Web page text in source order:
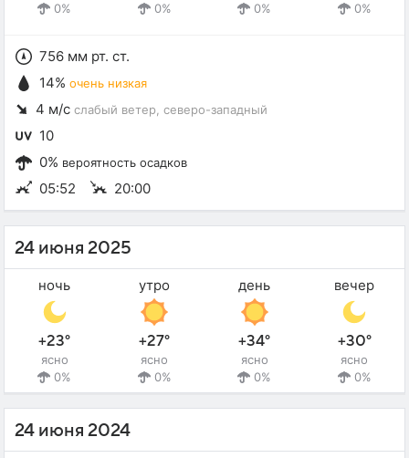
0%
0%
0%
0%
756 мм рт. ст.
14% очень низкая
4 м/с слабый ветер , северо-западный
10
0% вероятность осадков
05:52 20:00
24 июня 2025
ночь
+23°
ясно
0%
утро
+27°
ясно
0%
день
+34°
ясно
0%
вечер
+30°
ясно
0%
24 июня 2024